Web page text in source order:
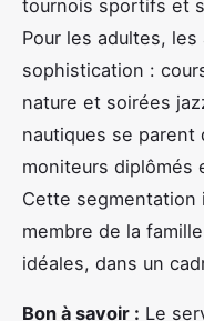
tournois sportifs et
Pour les adultes,
sophistication :
nature et soirées
nautiques se parent
moniteurs diplômés
Cette segmentation
membre de la
idéales, dans un
Bon à savoir : Le